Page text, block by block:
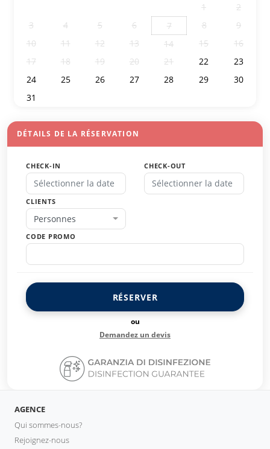
1
2
3
4 5 6 7 8
9
10
11 12 13 14 15
16
17
18 19 20 21 22
23
24
25 26 27 28 29
30
31
DÉTAILS DE LA RÉSERVATION
CHECK-IN CHECK-OUT
CLIENTS
Personnes
CODE PROMO
RÉSERVER
ou
Demandez un devis
AGENCE
Qui sommes-nous?
Rejoignez-nous